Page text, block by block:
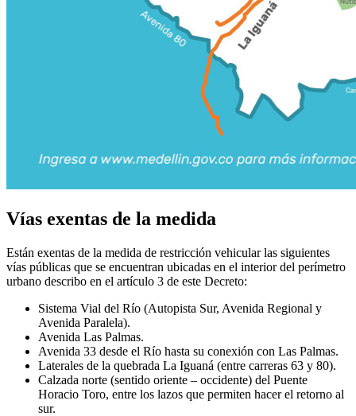
Vías exentas de la medida
Están exentas de la medida de restricción vehicular las siguientes
vías públicas que se encuentran ubicadas en el interior del perímetro
urbano describo en el artículo 3 de este Decreto:
Sistema Vial del Río (Autopista Sur, Avenida Regional y
Avenida Paralela).
Avenida Las Palmas.
Avenida 33 desde el Río hasta su conexión con Las Palmas.
Laterales de la quebrada La Iguaná (entre carreras 63 y 80).
Calzada norte (sentido oriente – occidente) del Puente
Horacio Toro, entre los lazos que permiten hacer el retorno al
sur.